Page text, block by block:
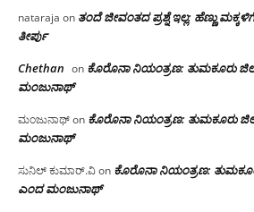
nataraja on ತಂದೆ ಜೀವಂತದ ಪ್ರಶ್ನೆ ಇಲ್ಲ: ಹೆಣ್ಣು
ತೀರ್ಪು
Chethan on ಕೊರೊನಾ ನಿಯಂತ್ರಣ: ತುಮಕೂರು
ಮಂಜು‌ನಾಥ್
ಮಂಜುನಾಥ್on ಕೊರೊನಾ ನಿಯಂತ್ರಣ: ತುಮಕೂರು
ಮಂಜು‌ನಾಥ್
ಸುನಿಲ್ ಕುಮಾರ್.ವಿon ಕೊರೊನಾ ನಿಯಂತ್ರಣ:
ಎಂದ ಮಂಜು‌ನಾಥ್